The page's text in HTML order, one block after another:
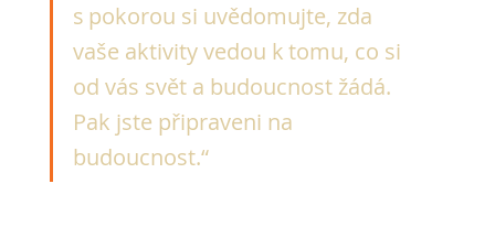
s pokorou si uvědomujte, zda
vaše aktivity vedou k tomu, co si
od vás svět a budoucnost žádá.
Pak jste připraveni na
budoucnost.“